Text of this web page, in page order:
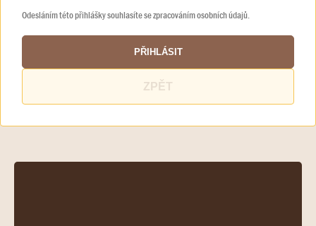
Odesláním této přihlášky souhlasíte se zpracováním osobních údajů.
PŘIHLÁSIT
ZPĚT